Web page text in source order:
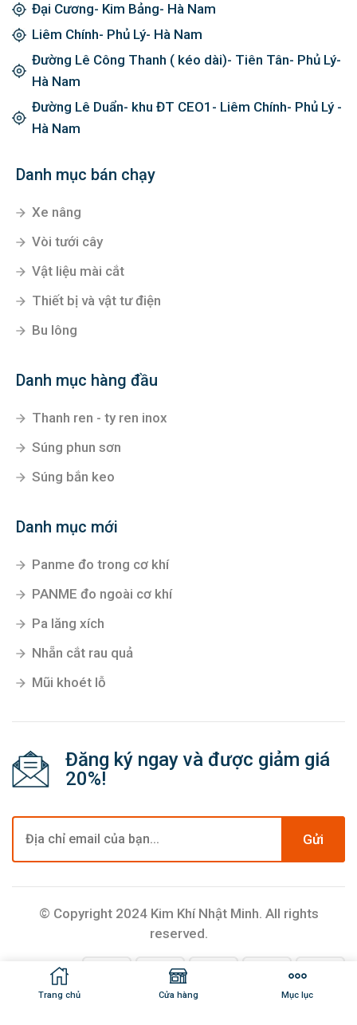
Trang chủ Cửa hàng Mục lục
Đại Cương- Kim Bảng- Hà Nam
Liêm Chính- Phủ Lý- Hà Nam
Đường Lê Công Thanh ( kéo dài)- Tiên Tân- Phủ Lý-
Hà Nam
Đường Lê Duẩn- khu ĐT CEO1- Liêm Chính- Phủ Lý -
Hà Nam
Danh mục bán chạy
Xe nâng
Vòi tưới cây
Vật liệu mài cắt
Thiết bị và vật tư điện
Bu lông
Danh mục hàng đầu
Thanh ren - ty ren inox
Súng phun sơn
Súng bắn keo
Danh mục mới
Panme đo trong cơ khí
PANME đo ngoài cơ khí
Pa lăng xích
Nhẵn cắt rau quả
Mũi khoét lỗ
Đăng ký ngay và được giảm giá
20%!
Gửi
© Copyright 2024 Kim Khí Nhật Minh. All rights
reserved.